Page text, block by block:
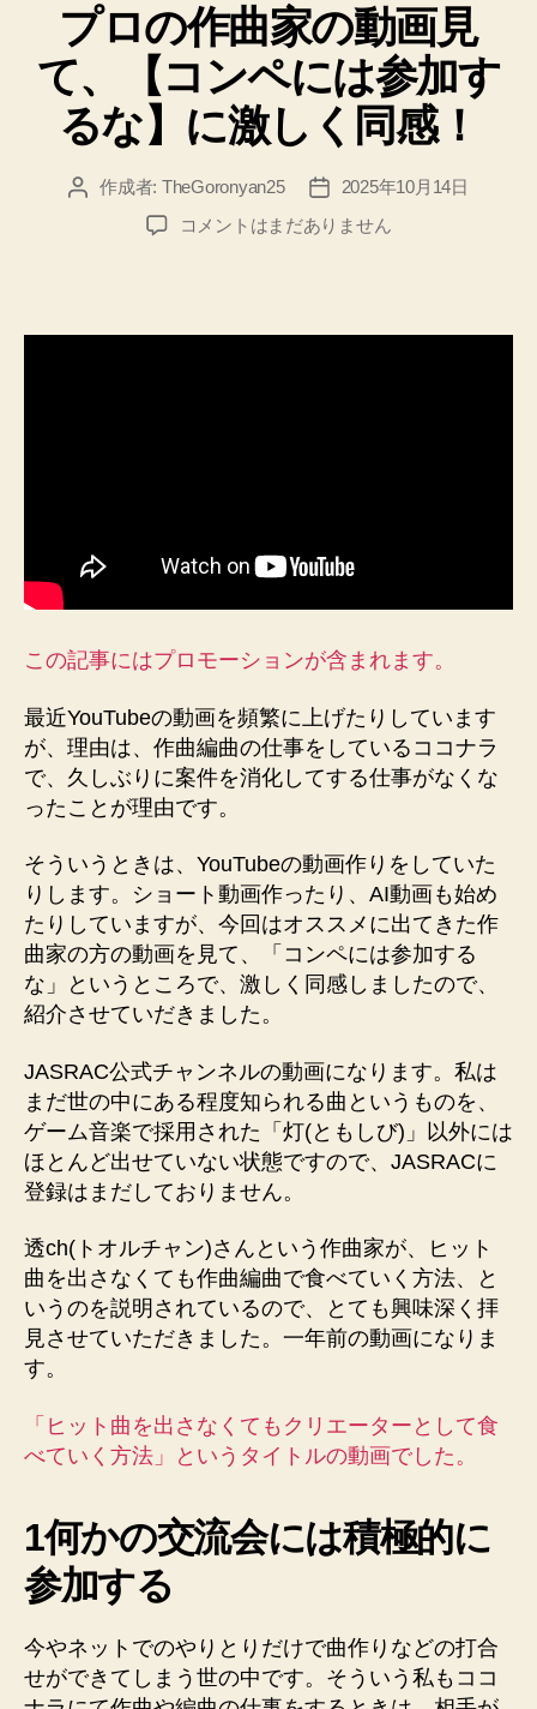
ゴ
リ
ー
プロの作曲家の動画見
て、【コンペには参加す
るな】に激しく同感！
投 作成者: TheGoronyan25
投
稿
日
2025年10月14日
プ
ペ
加
る
な】
に
激
感！
へ
の
コメントはまだありません
この記事にはプロモーションが含まれます。
最近YouTubeの動画を頻繁に上げたりしています
が、理由は、作曲編曲の仕事をしているココナラ
で、久しぶりに案件を消化してする仕事がなくな
ったことが理由です。
そういうときは、YouTubeの動画作りをしていた
りします。ショート動画作ったり、AI動画も始め
たりしていますが、今回はオススメに出てきた作
曲家の方の動画を見て、「コンペには参加する
な」というところで、激しく同感しましたので、
紹介させていだきました。
JASRAC公式チャンネルの動画になります。私は
まだ世の中にある程度知られる曲というものを、
ゲーム音楽で採用された「灯(ともしび)」以外には
ほとんど出せていない状態ですので、JASRACに
登録はまだしておりません。
透ch(トオルチャン)さんという作曲家が、ヒット
曲を出さなくても作曲編曲で食べていく方法、と
いうのを説明されているので、とても興味深く拝
見させていただきました。一年前の動画になりま
す。
「ヒット曲を出さなくてもクリエーターとして食
べていく方法」というタイトルの動画でした。
1何かの交流会には積極的に
参加する
今やネットでのやりとりだけで曲作りなどの打合
せができてしまう世の中です。そういう私もココ